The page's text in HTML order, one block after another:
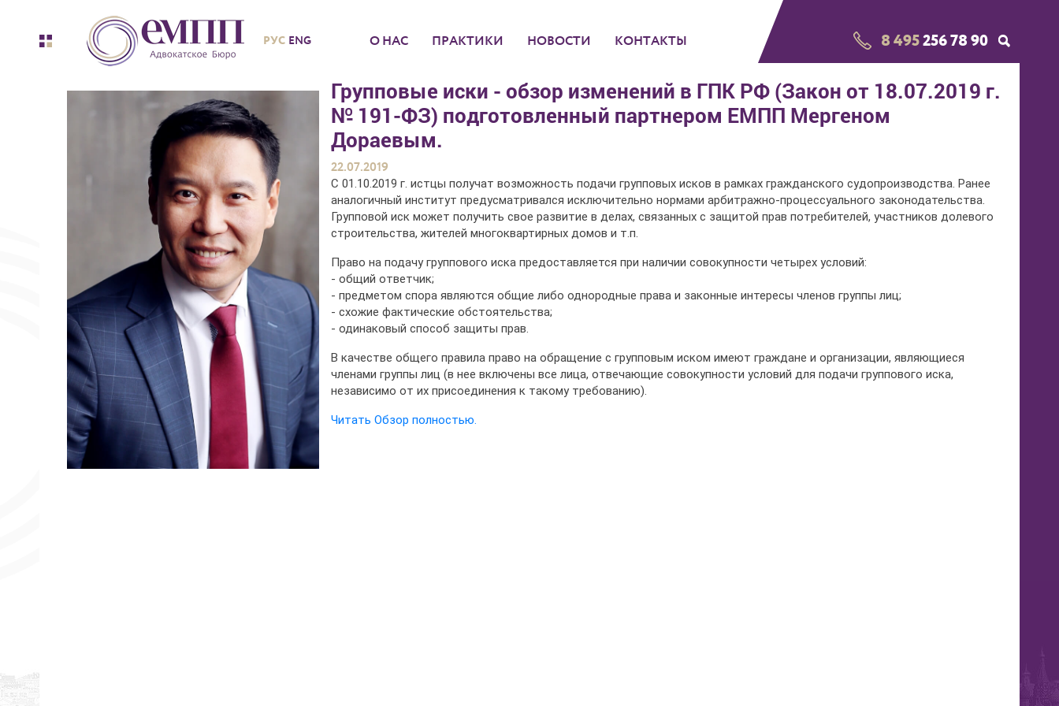
РУС ENG О НАС ПРАКТИКИ НОВОСТИ КОНТАКТЫ 8 495256 78 90
Групповые иски - обзор изменений в ГПК РФ (Закон от 18.07.2019 г.
№ 191-ФЗ) подготовленный партнером ЕМПП Мергеном
Дораевым.
22.07.2019
С 01.10.2019 г. истцы получат возможность подачи групповых исков в рамках гражданского судопроизводства. Ранее
аналогичный институт предусматривался исключительно нормами арбитражно-процессуального законодательства.
Групповой иск может получить свое развитие в делах, связанных с защитой прав потребителей, участников долевого
строительства, жителей многоквартирных домов и т.п.
Право на подачу группового иска предоставляется при наличии совокупности четырех условий:
- общий ответчик;
- предметом спора являются общие либо однородные права и законные интересы членов группы лиц;
- схожие фактические обстоятельства;
- одинаковый способ защиты прав.
В качестве общего правила право на обращение с групповым иском имеют граждане и организации, являющиеся
членами группы лиц (в нее включены все лица, отвечающие совокупности условий для подачи группового иска,
независимо от их присоединения к такому требованию).
Читать Обзор полностью.